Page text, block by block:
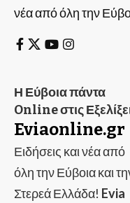
νέα από όλη την
Η Εύβοια πάντα
Online στις
Eviaonline.gr
Ειδήσεις και νέα από
όλη την Εύβοια και
Στερεά Ελλάδα! Evia